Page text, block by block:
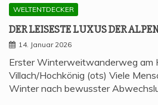
WELTENTDECKER
DER LEI­SES­TE LUXUS DER
14. Januar 2026
Erster Winterweitwanderweg am
Villach/Hochkönig (ots) Viele
Winter nach bewusster